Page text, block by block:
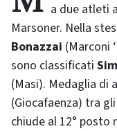
a due atleti
Marsoner. Nella
Bonazzai (Marconi
sono classificati
(Masi). Medaglia di
(Giocafaenza) tra
chiude al 12° posto